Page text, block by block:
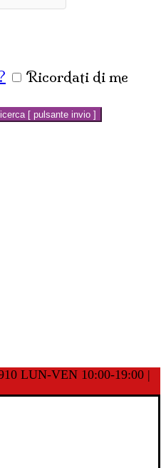
Ricordati di me
[ pulsante invio ]
LUN-VEN 10:00-19:00 |